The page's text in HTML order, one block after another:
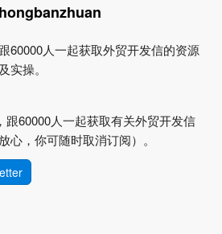
hongbanzhuan
跟60000人一起获取外贸开发信的资源
及实操。
跟60000人一起获取有关外贸开发信
心，你可随时取消订阅）。